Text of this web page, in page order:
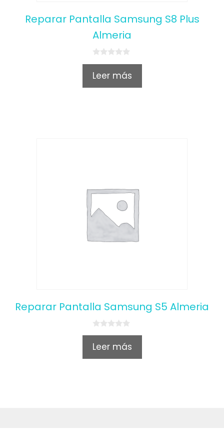
Reparar Pantalla Samsung S8 Plus
Almeria
0
u
Leer más
Reparar Pantalla Samsung S5 Almeria
0
u
Leer más